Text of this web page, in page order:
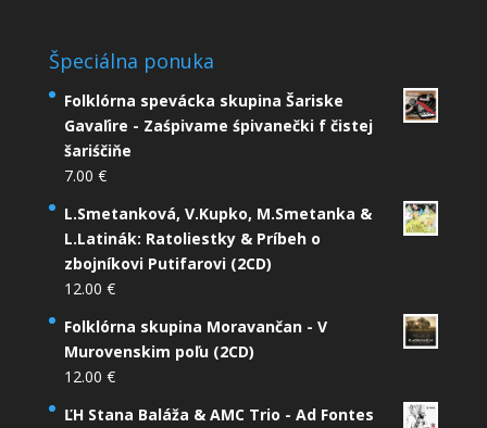
Špeciálna ponuka
Folklórna spevácka skupina Šariske
Gavaľire - Zaśpivame śpivanečki f čistej
šariśčiňe
7.00 €
L.Smetanková, V.Kupko, M.Smetanka &
L.Latinák: Ratoliestky & Príbeh o
zbojníkovi Putifarovi (2CD)
12.00 €
Folklórna skupina Moravančan - V
Murovenskim poľu (2CD)
12.00 €
ĽH Stana Baláža & AMC Trio - Ad Fontes